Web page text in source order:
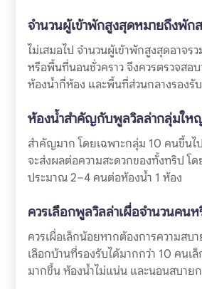
จำนวนผู้เข้าพักสูงสุดหมายถึงพัก
ไม่เสมอไป จำนวนผู้เข้าพักสูงสุดอาจร
หรือพื้นที่นอนชั่วคราว จึงควรตรวจสอบ
ห้องน้ำกี่ห้อง และพื้นที่ส่วนกลางรองรั
ห้องน้ำสำคัญกับพูลวิลล่ากลุ่มให
สำคัญมาก โดยเฉพาะกลุ่ม 10 คนขึ้นไ
จะส่งผลต่อความสะดวกของทั้งทริป โด
ประมาณ 2–4 คนต่อห้องน้ำ 1 ห้อง
ควรเลือกพูลวิลล่าเผื่อจำนวนคนห
ควรเผื่อเล็กน้อยหากต้องการความสบ
เลือกบ้านที่รองรับได้มากกว่า 10 คนเ
มากขึ้น ห้องน้ำไม่แน่น และนอนสบายก